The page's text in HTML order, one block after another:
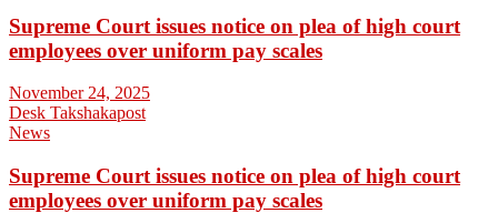
Supreme Court issues notice on plea of high court
employees over uniform pay scales
November 24, 2025
Desk Takshakapost
News
Supreme Court issues notice on plea of high court
employees over uniform pay scales